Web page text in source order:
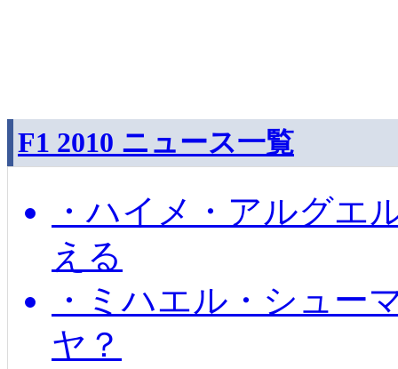
F1 2010 ニュース一覧
・ハイメ・アルグエ
える
・ミハエル・シュー
ヤ？